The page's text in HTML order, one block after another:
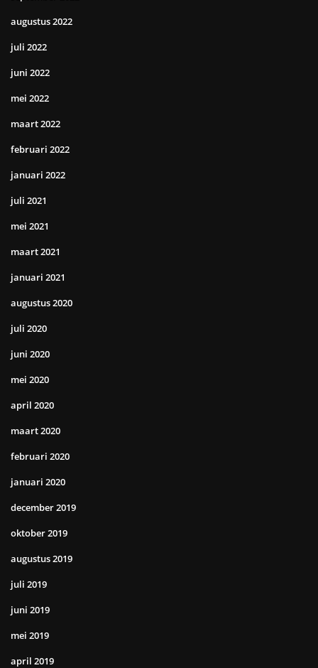
augustus 2022
juli 2022
juni 2022
mei 2022
maart 2022
februari 2022
januari 2022
juli 2021
mei 2021
maart 2021
januari 2021
augustus 2020
juli 2020
juni 2020
mei 2020
april 2020
maart 2020
februari 2020
januari 2020
december 2019
oktober 2019
augustus 2019
juli 2019
juni 2019
mei 2019
april 2019